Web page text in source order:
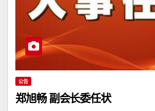
公告
郑旭畅 副会长委任状